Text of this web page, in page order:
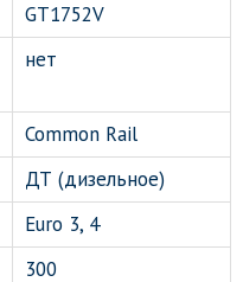
GT1752V
нет
Common Rail
ДТ (дизельное)
Euro 3, 4
300